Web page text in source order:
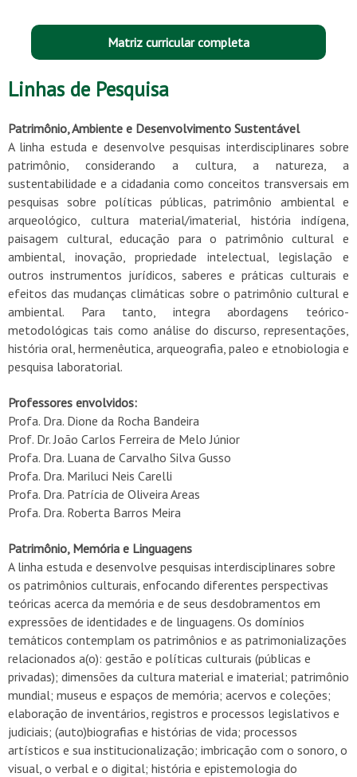
Matriz curricular completa
Linhas de Pesquisa
Patrimônio, Ambiente e Desenvolvimento Sustentável
A linha estuda e desenvolve pesquisas interdisciplinares sobre
patrimônio, considerando a cultura, a natureza, a
sustentabilidade e a cidadania como conceitos transversais em
pesquisas sobre políticas públicas, patrimônio ambiental e
arqueológico, cultura material/imaterial, história indígena,
paisagem cultural, educação para o patrimônio cultural e
ambiental, inovação, propriedade intelectual, legislação e
outros instrumentos jurídicos, saberes e práticas culturais e
efeitos das mudanças climáticas sobre o patrimônio cultural e
ambiental. Para tanto, integra abordagens teórico-
metodológicas tais como análise do discurso, representações,
história oral, hermenêutica, arqueografia, paleo e etnobiologia e
pesquisa laboratorial.
Professores envolvidos:
Profa. Dra. Dione da Rocha Bandeira
Prof. Dr. João Carlos Ferreira de Melo Júnior
Profa. Dra. Luana de Carvalho Silva Gusso
Profa. Dra. Mariluci Neis Carelli
Profa. Dra. Patrícia de Oliveira Areas
Profa. Dra. Roberta Barros Meira
Patrimônio, Memória e Linguagens
A linha estuda e desenvolve pesquisas interdisciplinares sobre
os patrimônios culturais, enfocando diferentes perspectivas
teóricas acerca da memória e de seus desdobramentos em
expressões de identidades e de linguagens. Os domínios
temáticos contemplam os patrimônios e as patrimonializações
relacionados a(o): gestão e políticas culturais (públicas e
privadas); dimensões da cultura material e imaterial; patrimônio
mundial; museus e espaços de memória; acervos e coleções;
elaboração de inventários, registros e processos legislativos e
judiciais; (auto)biografias e histórias de vida; processos
artísticos e sua institucionalização; imbricação com o sonoro, o
visual, o verbal e o digital; história e epistemologia do